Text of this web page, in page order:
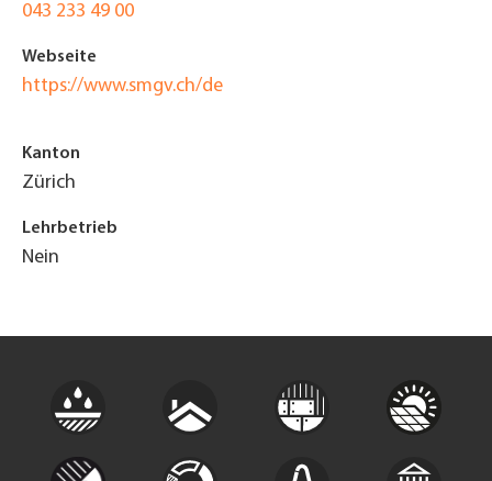
043 233 49 00
Webseite
https://www.smgv.ch/de
Kanton
Zürich
Lehrbetrieb
Nein